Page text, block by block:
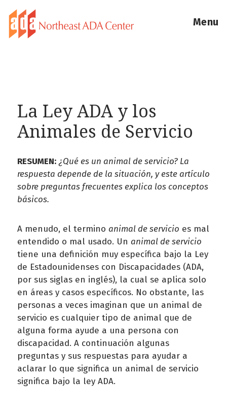
Menu
La Ley ADA y los
Animales de Servicio
RESUMEN: ¿Qué es un animal de servicio? La
respuesta depende de la situación, y este artículo
sobre preguntas frecuentes explica los conceptos
básicos.
A menudo, el termino animal de servicio es mal
entendido o mal usado. Un animal de servicio
tiene una definición muy específica bajo la Ley
de Estadounidenses con Discapacidades (ADA,
por sus siglas en inglés), la cual se aplica solo
en áreas y casos específicos. No obstante, las
personas a veces imaginan que un animal de
servicio es cualquier tipo de animal que de
alguna forma ayude a una persona con
discapacidad. A continuación algunas
preguntas y sus respuestas para ayudar a
aclarar lo que significa un animal de servicio
significa bajo la ley ADA.